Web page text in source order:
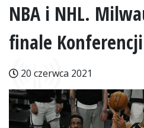
NBA i NHL.
finale
20 czerwca 2021